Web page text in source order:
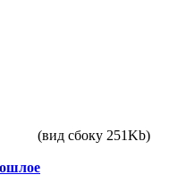
(вид сбоку 251Kb)